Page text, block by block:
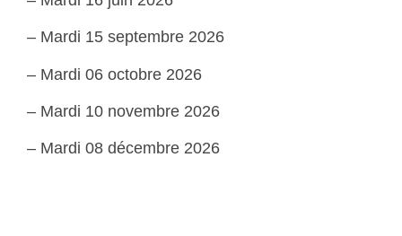
– Mardi 15 septembre 2026
– Mardi 06 octobre 2026
– Mardi 10 novembre 2026
– Mardi 08 décembre 2026